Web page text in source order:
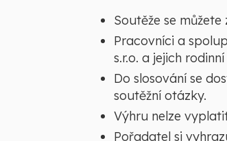
Soutěže se
Pracovníci a
s.r.o. a jejich
Do slosování se
soutěžní otázky.
Výhru nelze
Pořadatel si